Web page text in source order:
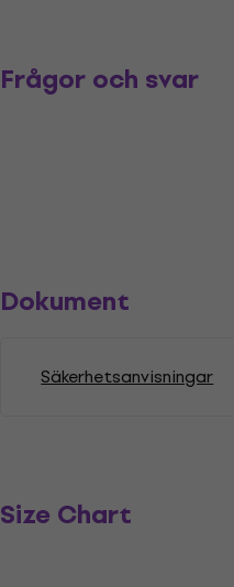
Frågor och svar
Dokument
Säkerhetsanvisningar
Size Chart